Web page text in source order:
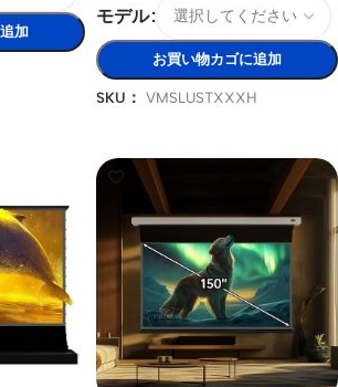
加
モデル
お買い物カゴに追加
SKU： VMSLUSTXXXH